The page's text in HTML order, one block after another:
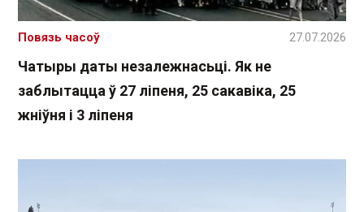
Чатыры даты незалежнасьці. Як не
заблытацца ў 27 ліпеня, 25 сакавіка, 25
жніўня і 3 ліпеня
Повязь часоў 27.07.2026